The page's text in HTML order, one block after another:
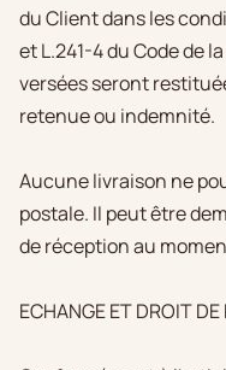
du Client dans les
et L.241-4 du Code de
versées seront
retenue ou indemnité.
Aucune livraison ne
postale. Il peut être
de réception au
ECHANGE ET DROIT